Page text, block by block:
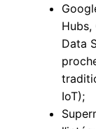
Hubs,
Data
IoT);